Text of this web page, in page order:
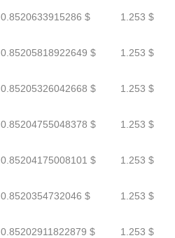
0.8520633915286 $ 1.253 $
0.85205818922649 $ 1.253 $
0.85205326042668 $ 1.253 $
0.85204755048378 $ 1.253 $
0.85204175008101 $ 1.253 $
0.8520354732046 $ 1.253 $
0.85202911822879 $ 1.253 $